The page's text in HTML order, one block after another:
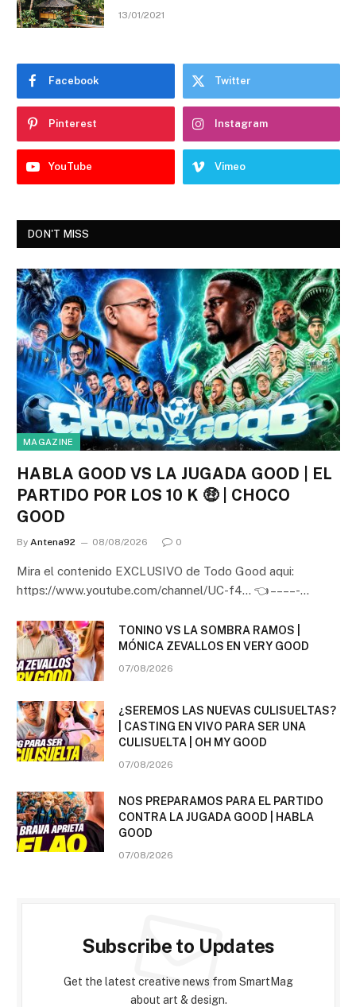
13/01/2021
Facebook Twitter
Pinterest Instagram
YouTube Vimeo
DON'T MISS
MAGAZINE
HABLA GOOD VS LA JUGADA GOOD | EL
PARTIDO POR LOS 10 K 🤑 | CHOCO
GOOD
By Antena92 08/08/2026 0
Mira el contenido EXCLUSIVO de Todo Good aqui:
https://www.youtube.com/channel/UC-f4… 👈 – – – – -…
TONINO VS LA SOMBRA RAMOS |
MÓNICA ZEVALLOS EN VERY GOOD
07/08/2026
¿SEREMOS LAS NUEVAS CULISUELTAS?
| CASTING EN VIVO PARA SER UNA
CULISUELTA | OH MY GOOD
07/08/2026
NOS PREPARAMOS PARA EL PARTIDO
CONTRA LA JUGADA GOOD | HABLA
GOOD
07/08/2026
Subscribe to Updates
Get the latest creative news from SmartMag
about art & design.